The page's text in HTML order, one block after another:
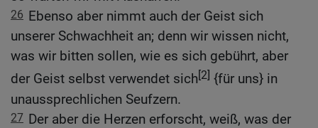
26 Ebenso aber nimmt auch der Geist sich
unserer Schwachheit an; denn wir wissen nicht,
was wir bitten sollen, wie es sich gebührt, aber
der Geist selbst verwendet sich[2] {für uns} in
unaussprechlichen Seufzern.
27 Der aber die Herzen erforscht, weiß, was der